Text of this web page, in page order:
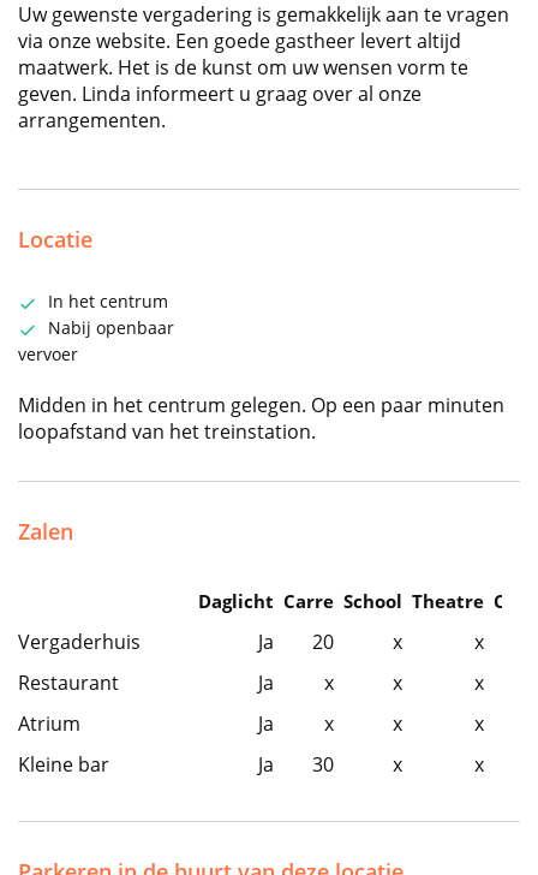
Uw gewenste vergadering is gemakkelijk aan te vragen
via onze website. Een goede gastheer levert altijd
maatwerk. Het is de kunst om uw wensen vorm te
geven. Linda informeert u graag over al onze
arrangementen.
Locatie
In het centrum
Nabij openbaar
vervoer
Midden in het centrum gelegen. Op een paar minuten
loopafstand van het treinstation.
Zalen
Daglicht Carre School Theatre
Vergaderhuis Ja 20 x
x
Restaurant
Ja x x
x
Atrium
Ja x x
x
Kleine bar
Ja 30 x x